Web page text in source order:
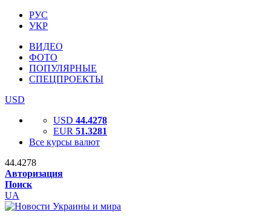
РУС
УКР
ВИДЕО
ФОТО
ПОПУЛЯРНЫЕ
СПЕЦПРОЕКТЫ
USD
USD 44.4278
EUR 51.3281
Все курсы валют
44.4278
Авторизация
Поиск
UA